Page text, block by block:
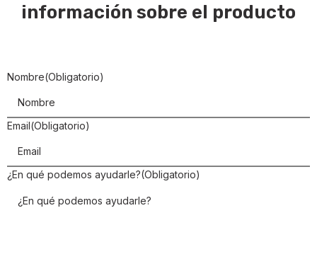
información sobre el producto
Nombre(Obligatorio)
Email(Obligatorio)
¿En qué podemos ayudarle?(Obligatorio)